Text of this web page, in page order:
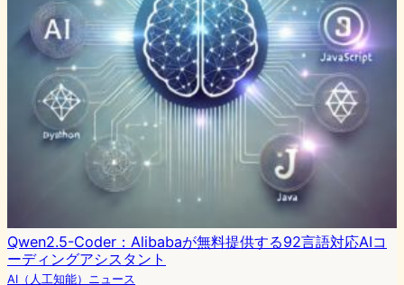
Qwen2.5-Coder：Alibabaが無料提供する92言語対応AIコ
ーディングアシスタント
AI（人工知能）ニュース